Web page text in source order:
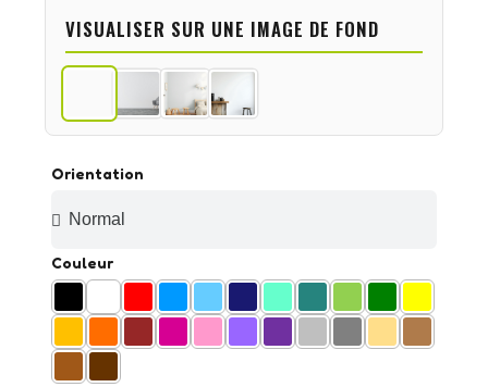
Orientation
Couleur
VISUALISER SUR UNE IMAGE DE FOND